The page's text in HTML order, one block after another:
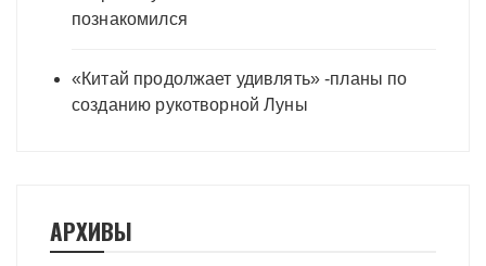
познакомился
«Китай продолжает удивлять» -планы по
созданию рукотворной Луны
АРХИВЫ